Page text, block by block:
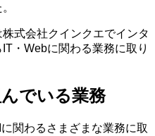
式会社クインクエでインタ
・Webに関わる業務に取り
でいる業務
関わるさまざまな業務に取